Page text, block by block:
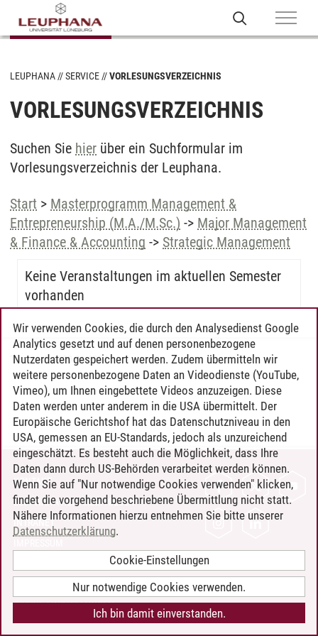
LEUPHANA SERVICE VORLESUNGSVERZEICHNIS
VORLESUNGSVERZEICHNIS
Suchen Sie hier über ein Suchformular im
Vorlesungsverzeichnis der Leuphana.
Start > Masterprogramm Management &
Entrepreneurship (M.A./M.Sc.) -> Major Management
& Finance & Accounting -> Strategic Management
Keine Veranstaltungen im aktuellen Semester
vorhanden
Timo Leder/30.06.2024
KONTAKT
LEUPHANA ALS ARBEITGEBER
INTRANET
BARRIEREFREIHEIT
COOKIE-EINSTELLUNGEN
Wir verwenden Cookies, die durch den Analysedienst Google
Analytics gesetzt und auf denen personenbezogene
Nutzerdaten gespeichert werden. Zudem übermitteln wir
weitere personenbezogene Daten an Videodienste (YouTube,
Vimeo), um Ihnen eingebettete Videos anzuzeigen. Diese
Daten werden unter anderem in die USA übermittelt. Der
Europäische Gerichtshof hat das Datenschutzniveau in den
USA, gemessen an EU-Standards, jedoch als unzureichend
eingeschätzt. Es besteht auch die Möglichkeit, dass Ihre
Daten dann durch US-Behörden verarbeitet werden können.
Wenn Sie auf "Nur notwendige Cookies verwenden" klicken,
findet die vorgehend beschriebene Übermittlung nicht statt.
Nähere Informationen hierzu entnehmen Sie bitte unserer
Datenschutzerklärung.
Cookie-Einstellungen
Nur notwendige Cookies verwenden.
Ich bin damit einverstanden.